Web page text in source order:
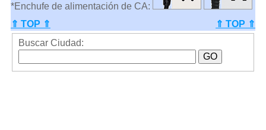
*Enchufe de alimentación de CA:
⇑ TOP ⇑
⇑ TOP ⇑
Buscar Ciudad: